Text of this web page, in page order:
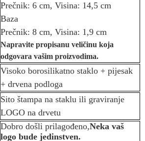
Prečnik: 6 cm, Visina: 14,5 cm
Baza
Prečnik: 8 cm, Visina: 1,9 cm
Napravite propisanu veličinu koja
odgovara vašim proizvodima.
Visoko borosilikatno staklo + pijesak
+ drvena podloga
Sito štampa na staklu ili graviranje
LOGO na drvetu
Dobro došli prilagođeno,Neka vaš
logo bude jedinstven.